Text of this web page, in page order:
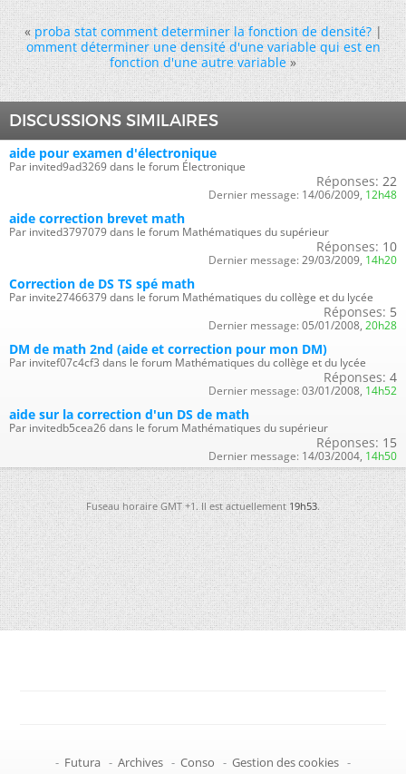
« proba stat comment determiner la fonction de densité?|
omment déterminer une densité d'une variable qui est en
fonction d'une autre variable »
DISCUSSIONS SIMILAIRES
aide pour examen d'électronique
Par invited9ad3269 dans le forum Électronique
Réponses: 22
Dernier message: 14/06/2009, 12h48
aide correction brevet math
Par invited3797079 dans le forum Mathématiques du supérieur
Réponses: 10
Dernier message: 29/03/2009, 14h20
Correction de DS TS spé math
Par invite27466379 dans le forum Mathématiques du collège et du lycée
Réponses: 5
Dernier message: 05/01/2008, 20h28
DM de math 2nd (aide et correction pour mon DM)
Par invitef07c4cf3 dans le forum Mathématiques du collège et du lycée
Réponses: 4
Dernier message: 03/01/2008, 14h52
aide sur la correction d'un DS de math
Par invitedb5cea26 dans le forum Mathématiques du supérieur
Réponses: 15
Dernier message: 14/03/2004, 14h50
Fuseau horaire GMT +1. Il est actuellement19h53.
- Futura - Archives - Conso - Gestion des cookies -